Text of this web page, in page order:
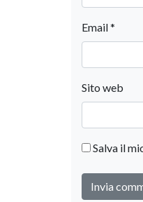
Email*
Sito web
Salva il